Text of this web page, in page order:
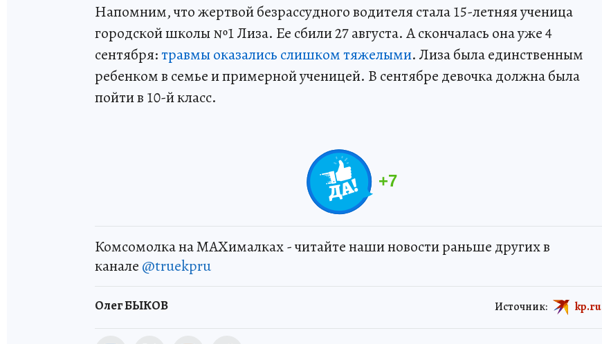
Напомним, что жертвой безрассудного водителя стала 15-летняя ученица
городской школы №1 Лиза. Ее сбили 27 августа. А скончалась она уже 4
сентября:травмы оказались слишком тяжелыми. Лиза была единственным
ребенком в семье и примерной ученицей. В сентябре девочка должна была
пойти в 10-й класс.
+7
Комсомолка на MAXималках - читайте наши новости раньше других в
канале @truekpru
Олег БЫКОВ Источник: kp.ru